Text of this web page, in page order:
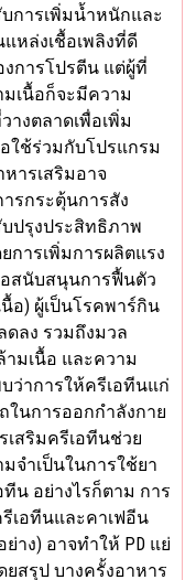
การเพิ่มน้ำหนักและ
หล่งเชื้อเพลิงที่ดี
การโปรตีน แต่ผู้ที่
เนื้อก็จะมีความ
างตลาดเพื่อเพิ่ม
ใช้ร่วมกับโปรแกรม
ารเสริมอาจ
รกระตุ้นการสัง
ปรุงประสิทธิภาพ
การเพิ่มการผลิตแรง
สนับสนุนการฟื้นตัว
อ) ผู้เป็นโรคพาร์กิน
ดลง รวมถึงมวล
มเนื้อ และความ
ว่าการให้ครีเอทีนแก่
ในการออกกำลังกาย
สริมครีเอทีนช่วย
จำเป็นในการใช้ยา
น อย่างไรก็ตาม การ
เอทีนและคาเฟอีน
าง) อาจทำให้ PD แย่
ยสรุป บางครั้งอาหาร